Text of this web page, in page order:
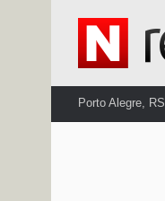
Porto Alegre, RS